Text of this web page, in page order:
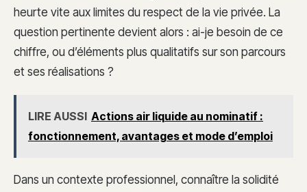
heurte vite aux limites du respect de la vie privée. La
question pertinente devient alors : ai-je besoin de ce
chiffre, ou d’éléments plus qualitatifs sur son parcours
et ses réalisations ?
LIRE AUSSI Actions air liquide au nominatif :
fonctionnement, avantages et mode d’emploi
Dans un contexte professionnel, connaître la solidité